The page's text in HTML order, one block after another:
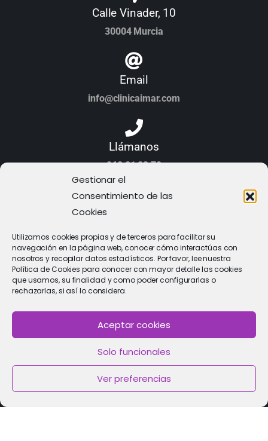
Gestionar el
Consentimiento de las
Cookies
Utilizamos cookies propias y de terceros para facilitar su
navegación en la página web, conocer cómo interactúas con
nosotros y recopilar datos estadísticos. Por favor, lee nuestra
Política de Cookies para conocer con mayor detalle las cookies
que usamos, su finalidad y como poder configurarlas o
rechazarlas, si así lo considera.
Aceptar cookies
Solo funcionales
Ver preferencias
Calle Vinader, 10
30004 Murcia
Email
info@clinicaimar.com
Llámanos
968 21 23 70
PIDE CITA
Solicitar cita con un especialista